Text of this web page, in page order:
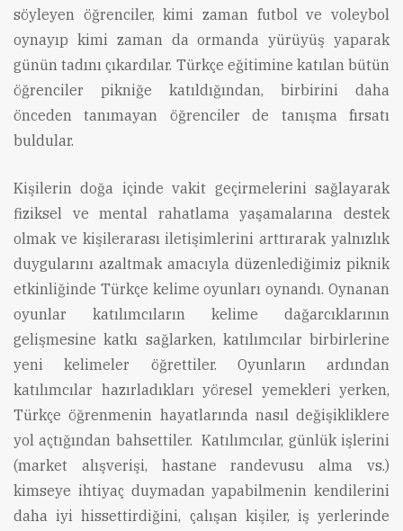
söyleyen öğrenciler, kimi zaman futbol ve voleybol
oynayıp kimi zaman da ormanda yürüyüş yaparak
günün tadını çıkardılar. Türkçe eğitimine katılan bütün
öğrenciler pikniğe katıldığından, birbirini daha
önceden tanımayan öğrenciler de tanışma fırsatı
buldular.
Kişilerin doğa içinde vakit geçirmelerini sağlayarak
fiziksel ve mental rahatlama yaşamalarına destek
olmak ve kişilerarası iletişimlerini arttırarak yalnızlık
duygularını azaltmak amacıyla düzenlediğimiz piknik
etkinliğinde Türkçe kelime oyunları oynandı. Oynanan
oyunlar katılımcıların kelime dağarcıklarının
gelişmesine katkı sağlarken, katılımcılar birbirlerine
yeni kelimeler öğrettiler. Oyunların ardından
katılımcılar hazırladıkları yöresel yemekleri yerken,
Türkçe öğrenmenin hayatlarında nasıl değişikliklere
yol açtığından bahsettiler. Katılımcılar, günlük işlerini
(market alışverişi, hastane randevusu alma vs.)
kimseye ihtiyaç duymadan yapabilmenin kendilerini
daha iyi hissettirdiğini, çalışan kişiler, iş yerlerinde